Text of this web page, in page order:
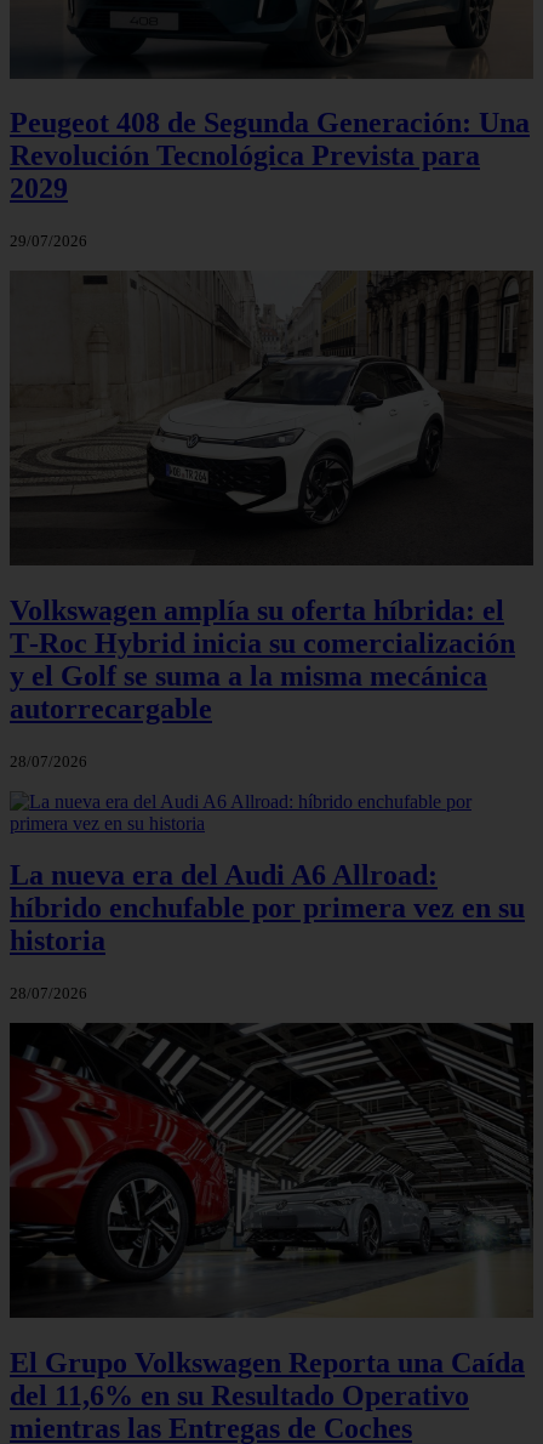
Peugeot 408 de Segunda Generación: Una
Revolución Tecnológica Prevista para
2029
29/07/2026
Volkswagen amplía su oferta híbrida: el
T‑Roc Hybrid inicia su comercialización
y el Golf se suma a la misma mecánica
autorrecargable
28/07/2026
La nueva era del Audi A6 Allroad:
híbrido enchufable por primera vez en su
historia
28/07/2026
El Grupo Volkswagen Reporta una Caída
del 11,6% en su Resultado Operativo
mientras las Entregas de Coches